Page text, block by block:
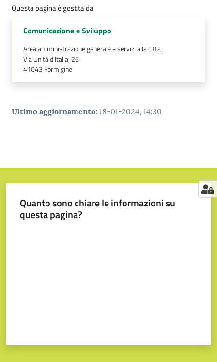
Questa pagina è gestita da
Comunicazione e Sviluppo
Area amministrazione generale e servizi alla città
Via Unità d'Italia, 26
41043 Formigine
Ultimo aggiornamento: 18-01-2024, 14:30
Quanto sono chiare le informazioni su
questa pagina?